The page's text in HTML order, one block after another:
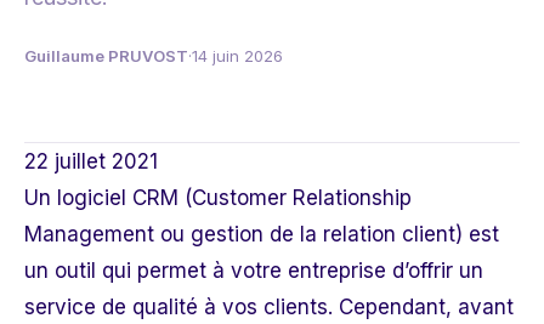
Guillaume PRUVOST·14 juin 2026
22 juillet 2021
Un logiciel CRM (Customer Relationship
Management ou gestion de la relation client) est
un outil qui permet à votre entreprise d’offrir un
service de qualité à vos clients. Cependant, avant